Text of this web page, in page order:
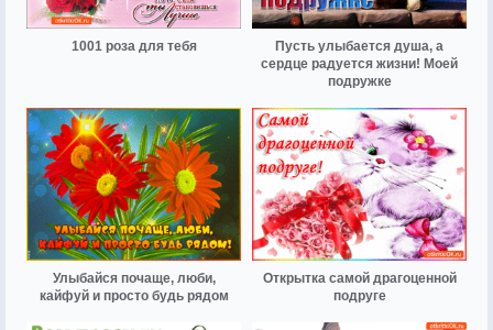
1001 роза для тебя
Пусть улыбается душа, а
сердце радуется жизни! Моей
подружке
Улыбайся почаще, люби,
кайфуй и просто будь рядом
Открытка самой драгоценной
подруге